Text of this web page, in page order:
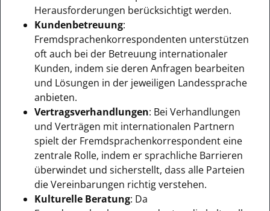
Herausforderungen berücksichtigt werden.
Kundenbetreuung:
Fremdsprachenkorrespondenten unterstützen
oft auch bei der Betreuung internationaler
Kunden, indem sie deren Anfragen bearbeiten
und Lösungen in der jeweiligen Landessprache
anbieten.
Vertragsverhandlungen: Bei Verhandlungen
und Verträgen mit internationalen Partnern
spielt der Fremdsprachenkorrespondent eine
zentrale Rolle, indem er sprachliche Barrieren
überwindet und sicherstellt, dass alle Parteien
die Vereinbarungen richtig verstehen.
Kulturelle Beratung: Da